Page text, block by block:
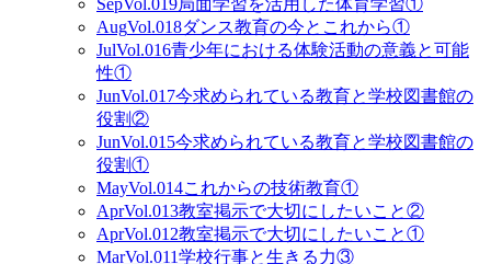
SepVol.019局面学習を活用した体育学習①
AugVol.018ダンス教育の今とこれから①
JulVol.016青少年における体験活動の意義と可能
性①
JunVol.017今求められている教育と学校図書館の
役割②
JunVol.015今求められている教育と学校図書館の
役割①
MayVol.014これからの技術教育①
AprVol.013教室掲示で大切にしたいこと②
AprVol.012教室掲示で大切にしたいこと①
MarVol.011学校行事と生きる力③